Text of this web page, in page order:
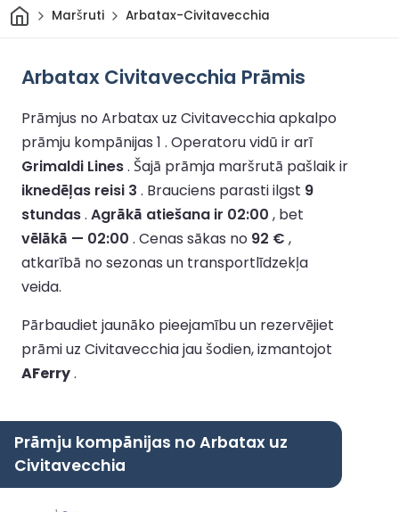
Sākums
Maršruti Arbatax-Civitavecchia
Arbatax Civitavecchia Prāmis
Prāmjus no Arbatax uz Civitavecchia apkalpo
prāmju kompānijas 1 . Operatoru vidū ir arī
Grimaldi Lines. Šajā prāmja maršrutā pašlaik ir
iknedēļas reisi 3 . Brauciens parasti ilgst 9
stundas. Agrākā atiešana ir 02:00 , bet
vēlākā — 02:00 . Cenas sākas no 92 € ,
atkarībā no sezonas un transportlīdzekļa
veida.
Pārbaudiet jaunāko pieejamību un rezervējiet
prāmi uz Civitavecchia jau šodien, izmantojot
AFerry.
Prāmju kompānijas no Arbatax uz
Civitavecchia